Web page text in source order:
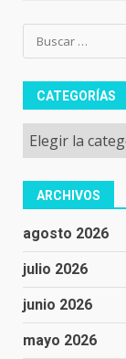
Buscar:
CATEGORÍAS
Categorías
ARCHIVOS
agosto 2026
julio 2026
junio 2026
mayo 2026